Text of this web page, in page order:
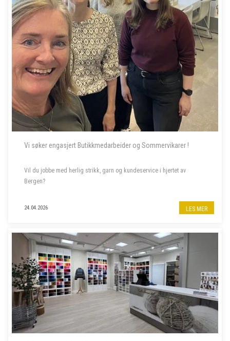
Vi søker engasjert Butikkmedarbeider og Sommervikarer !
Vil du jobbe med herlig strikk, garn og kundeservice i hjertet av
Bergen?
Til garnbutikken vår i Bergen sentrum søker vi butikkmedarbeider i
80% stilling, samt to sommervikarer. Les mer om stillingene nedenfor.
- - - - -
24.04.2026 LES MER